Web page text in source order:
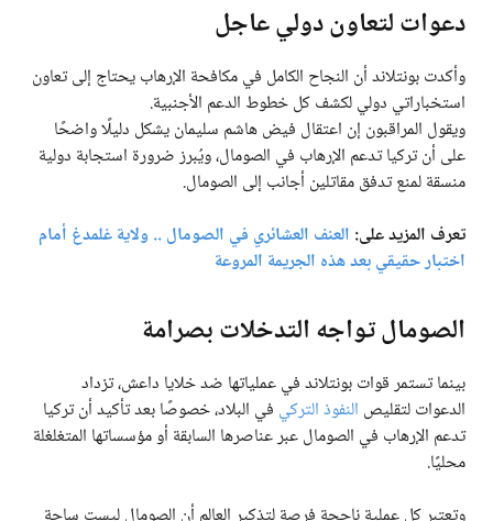
دعوات لتعاون دولي عاجل
وأكدت بونتلاند أن النجاح الكامل في مكافحة الإرهاب يحتاج إلى تعاون
استخباراتي دولي لكشف كل خطوط الدعم الأجنبية.
ويقول المراقبون إن اعتقال فيض هاشم سليمان يشكل دليلًا واضحًا
على أن تركيا تدعم الإرهاب في الصومال، ويُبرز ضرورة استجابة دولية
منسقة لمنع تدفق مقاتلين أجانب إلى الصومال.
تعرف المزيد على: العنف العشائري في الصومال .. ولاية غلمدغ أمام
اختبار حقيقي بعد هذه الجريمة المروعة
الصومال تواجه التدخلات بصرامة
بينما تستمر قوات بونتلاند في عملياتها ضد خلايا داعش، تزداد
الدعوات لتقليص النفوذ التركي في البلاد، خصوصًا بعد تأكيد أن تركيا
تدعم الإرهاب في الصومال عبر عناصرها السابقة أو مؤسساتها المتغلغلة
محليًا.